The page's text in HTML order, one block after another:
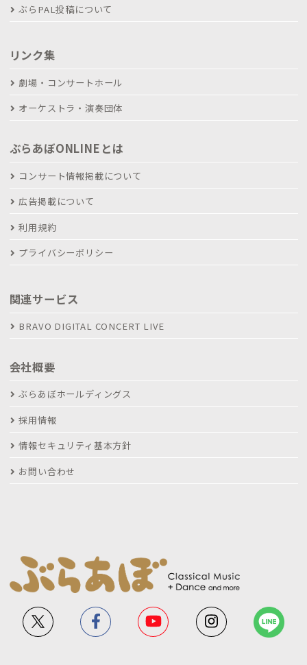
ぶらPAL投稿について
リンク集
劇場・コンサートホール
オーケストラ・演奏団体
ぶらあぼONLINEとは
コンサート情報掲載について
広告掲載について
利用規約
プライバシーポリシー
関連サービス
BRAVO DIGITAL CONCERT LIVE
会社概要
ぶらあぼホールディングス
採用情報
情報セキュリティ基本方針
お問い合わせ